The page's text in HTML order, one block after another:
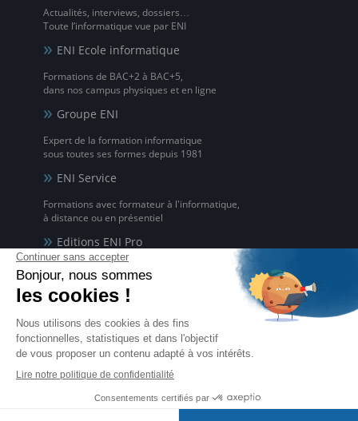
Actualités, interviews, dossiers…
Toute l’informatique vue par ENI
ENI Ecole informatique
Formations de BAC+2 à BAC+5,
dans nos campus physiques et en ligne
Groupe ENI
Expert de la formation informatique
sous toutes ses formes depuis 1981
ENI Service
Formations avec formateur à l'informatique,
à distance ou en présentiel
Editions ENI Pro
pour les organismes de formation
ENI elearning
La solution de formation à l'informatique en ligne,
disponible en 5 langues
Certifications ENI
Certifications à l'informatique
éligibles CPF et reconnues par l'État